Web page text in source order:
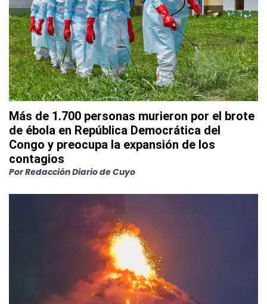
Más de 1.700 personas murieron por el brote
de ébola en República Democrática del
Congo y preocupa la expansión de los
contagios
PorRedacción Diario de Cuyo